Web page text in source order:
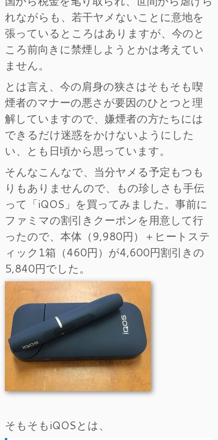
れながらも、若干ヤメないことに意地を
張っているところはありますが、今のと
ころ前向きに禁煙しようとかは考えてい
ません。
とは言え、今の肩身の狭さはそもそも喫
煙者のマナーの悪さが要因のひとつと理
解していますので、嫌煙者の方たちには
できるだけ迷惑をかけないようにした
い、とも日頃から思っています。
そんなこんなで、当分ヤメる予定もつも
りもありませんので、もの珍しさも手伝
って「iQOS」を買ってみました。事前に
ファミマの割引きクーポンを用意して行
ったので、本体（9,980円）＋ヒートステ
ィック1箱（460円）が4,600円割引きの
5,840円でした。
そもそもiQOSとは、